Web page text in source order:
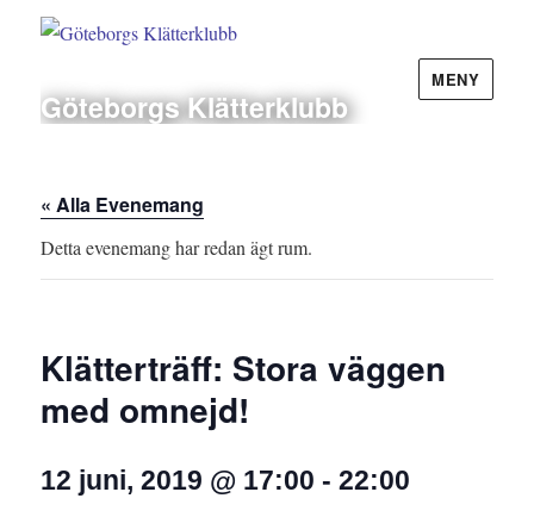
Göteborgs Klätterklubb
MENY
« Alla Evenemang
Detta evenemang har redan ägt rum.
Klätterträff: Stora väggen
med omnejd!
12 juni, 2019 @ 17:00 -22:00